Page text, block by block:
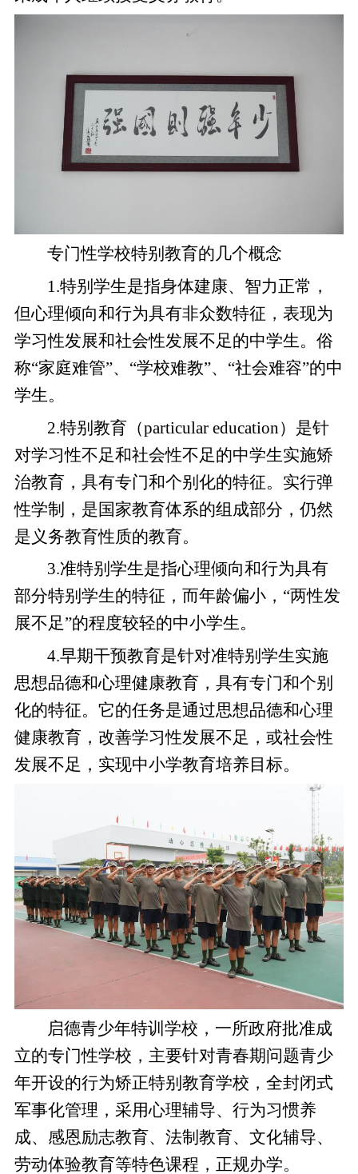
专门性学校特别教育的几个概念
1.特别学生是指身体建康、智力正常，
但心理倾向和行为具有非众数特征，表现为
学习性发展和社会性发展不足的中学生。俗
称“家庭难管”、“学校难教”、“社会难容”的中
学生。
2.特别教育（particular education）是针
对学习性不足和社会性不足的中学生实施矫
治教育，具有专门和个别化的特征。实行弹
性学制，是国家教育体系的组成部分，仍然
是义务教育性质的教育。
3.准特别学生是指心理倾向和行为具有
部分特别学生的特征，而年龄偏小，“两性发
展不足”的程度较轻的中小学生。
4.早期干预教育是针对准特别学生实施
思想品德和心理健康教育，具有专门和个别
化的特征。它的任务是通过思想品德和心理
健康教育，改善学习性发展不足，或社会性
发展不足，实现中小学教育培养目标。
启德青少年特训学校，一所政府批准成
立的专门性学校，主要针对青春期问题青少
年开设的行为矫正特别教育学校，全封闭式
军事化管理，采用心理辅导、行为习惯养
成、感恩励志教育、法制教育、文化辅导、
劳动体验教育等特色课程，正规办学。